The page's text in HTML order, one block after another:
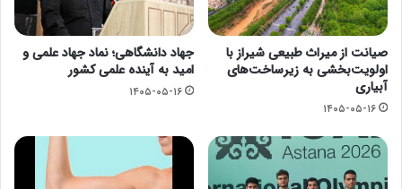
صیانت از میراث طبیعی شیراز با
اولویت‌بخشی به زیرساخت‌های
آبیاری
۱۴۰۵-۰۵-۱۶
جهاد دانشگاهی؛ نماد جهاد علمی و
امید به آینده علمی کشور
۱۴۰۵-۰۵-۱۶